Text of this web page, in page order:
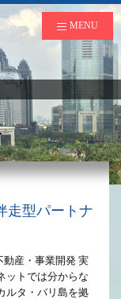
MENU
走型パートナ
動産・事業開発 実
ットでは分からな
ルタ・バリ島を拠